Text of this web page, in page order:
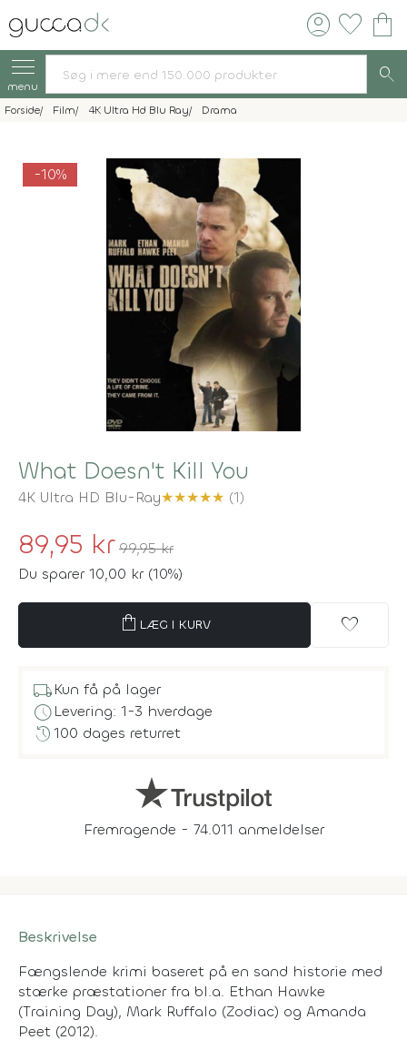
account_circle favorite shopping_bag
menu search
Forside Film 4K Ultra Hd Blu Ray Drama
-10%
What Doesn't Kill You
4K Ultra HD Blu-Ray★★★★★ (1)
89,95 kr 99,95 kr
Du sparer 10,00 kr (10%)
shopping_bag LÆG I KURV favorite
local_shippingKun få på lager
scheduleLevering: 1-3 hverdage
history100 dages returret
Fremragende - 74.011 anmeldelser
Beskrivelse
Fængslende krimi baseret på en sand historie med
stærke præstationer fra bl.a. Ethan Hawke
(Training Day), Mark Ruffalo (Zodiac) og Amanda
Peet (2012).